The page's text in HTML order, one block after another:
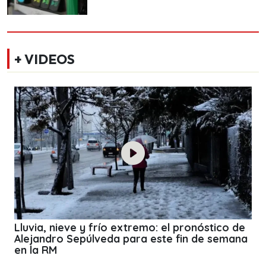
+ VIDEOS
Lluvia, nieve y frío extremo: el pronóstico de
Alejandro Sepúlveda para este fin de semana
en la RM